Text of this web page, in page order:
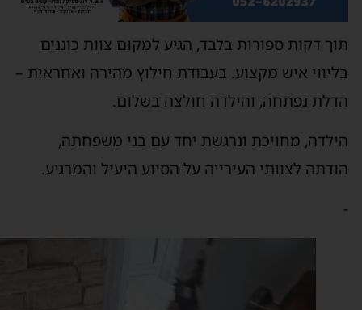
דקות ספורות בלבד, הגיע למקום צוות כוננים
איש מקצוע. בעבודת חילוץ מהירה ואחראית –
נפתחה, והילדה חולצה בשלום.
מחויכת ונרגשת יחד עם בני משפחתה,
לצוותי העירייה על הסיוע היעיל והמרגיע.